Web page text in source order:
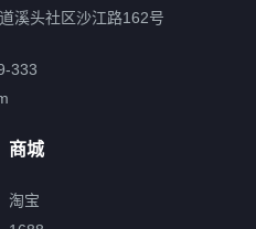
溪头社区沙江路162号
333
商城
淘宝